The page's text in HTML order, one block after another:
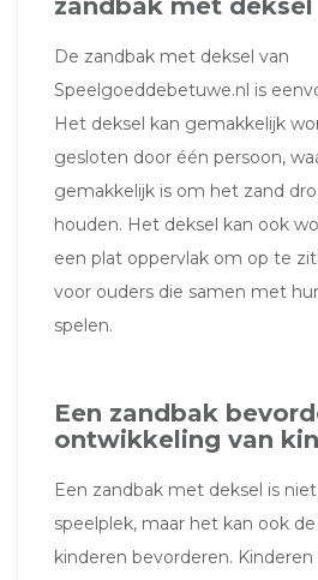
zandbak met deksel
De zandbak met deksel van
Speelgoeddebetuwe.nl is
Het deksel kan gemakkelijk
gesloten door één persoon,
gemakkelijk is om het zand
houden. Het deksel kan ook
een plat oppervlak om op te
voor ouders die samen met
spelen.
Een zandbak
ontwikkeling van
Een zandbak met deksel is
speelplek, maar het kan ook
kinderen bevorderen.